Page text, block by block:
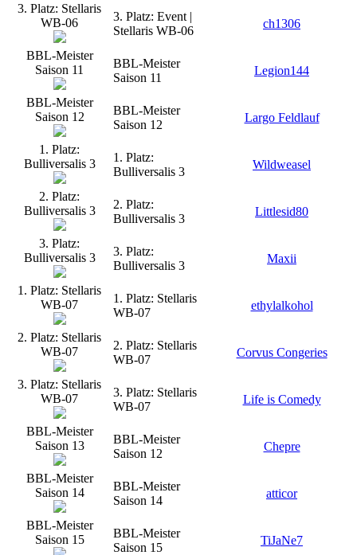
3. Platz: Stellaris
WB-06
3. Platz: Event |
Stellaris WB-06
ch1306
BBL-Meister
Saison 11
BBL-Meister
Saison 11
Legion144
BBL-Meister
Saison 12
BBL-Meister
Saison 12
Largo Feldlauf
1. Platz:
Bulliversalis 3
1. Platz:
Bulliversalis 3
Wildweasel
2. Platz:
Bulliversalis 3
2. Platz:
Bulliversalis 3
Littlesid80
3. Platz:
Bulliversalis 3
3. Platz:
Bulliversalis 3
Maxii
1. Platz: Stellaris
WB-07
1. Platz: Stellaris
WB-07
ethylalkohol
2. Platz: Stellaris
WB-07
2. Platz: Stellaris
WB-07
Corvus Congeries
3. Platz: Stellaris
WB-07
3. Platz: Stellaris
WB-07
Life is Comedy
BBL-Meister
Saison 13
BBL-Meister
Saison 12
Chepre
BBL-Meister
Saison 14
BBL-Meister
Saison 14
atticor
BBL-Meister
Saison 15
BBL-Meister
Saison 15
TiJaNe7